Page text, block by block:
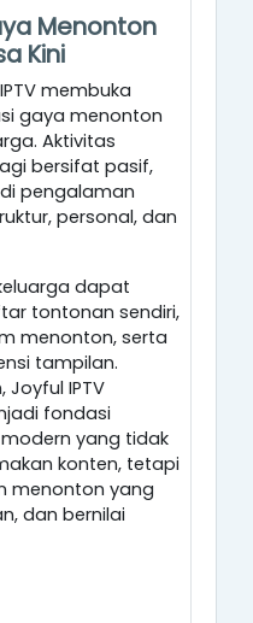
Menonton
Kini
membuka
gaya menonton
Aktivitas
bersifat pasif,
pengalaman
personal, dan
dapat
tontonan sendiri,
menonton, serta
tampilan.
Joyful IPTV
fondasi
yang tidak
konten, tetapi
menonton yang
dan bernilai